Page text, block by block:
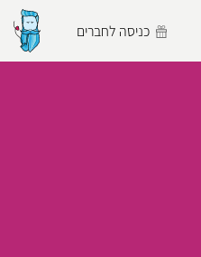
כניסה לחברים